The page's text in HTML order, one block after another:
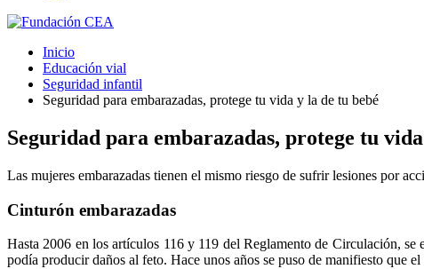
Inicio
Educación vial
Seguridad infantil
Seguridad para embarazadas, protege tu vida y la de tu bebé
Seguridad para embarazadas, protege tu
Las mujeres embarazadas tienen el mismo riesgo de sufrir lesiones por
Cinturón embarazadas
Hasta 2006 en los artículos 116 y 119 del Reglamento de Circulación,
podía producir daños al feto. Hace unos años se puso de manifiesto que